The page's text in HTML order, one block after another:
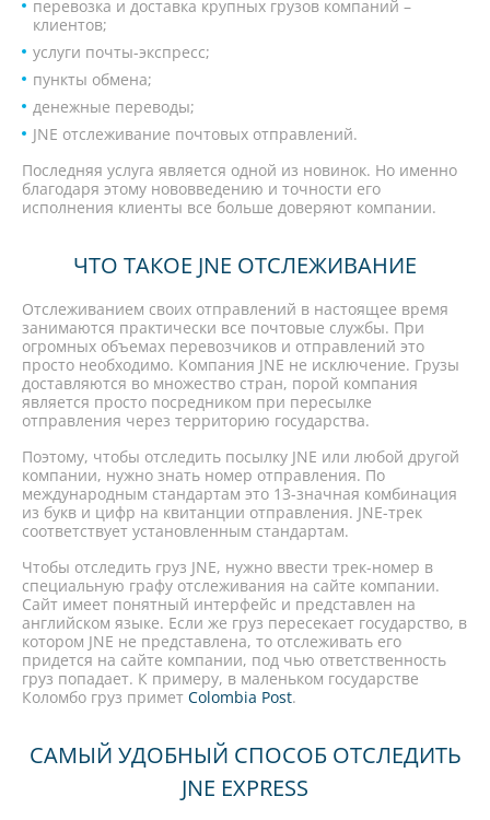
перевозка и доставка крупных грузов компаний –
клиентов;
услуги почты-экспресс;
пункты обмена;
денежные переводы;
JNE отслеживание почтовых отправлений.
Последняя услуга является одной из новинок. Но именно
благодаря этому нововведению и точности его
исполнения клиенты все больше доверяют компании.
ЧТО ТАКОЕ JNE ОТСЛЕЖИВАНИЕ
Отслеживанием своих отправлений в настоящее время
занимаются практически все почтовые службы. При
огромных объемах перевозчиков и отправлений это
просто необходимо. Компания JNE не исключение. Грузы
доставляются во множество стран, порой компания
является просто посредником при пересылке
отправления через территорию государства.
Поэтому, чтобы отследить посылку JNE или любой другой
компании, нужно знать номер отправления. По
международным стандартам это 13-значная комбинация
из букв и цифр на квитанции отправления. JNE-трек
соответствует установленным стандартам.
Чтобы отследить груз JNE, нужно ввести трек-номер в
специальную графу отслеживания на сайте компании.
Сайт имеет понятный интерфейс и представлен на
английском языке. Если же груз пересекает государство, в
котором JNE не представлена, то отслеживать его
придется на сайте компании, под чью ответственность
груз попадает. К примеру, в маленьком государстве
Коломбо груз примет Colombia Post.
САМЫЙ УДОБНЫЙ СПОСОБ ОТСЛЕДИТЬ
JNE EXPRESS